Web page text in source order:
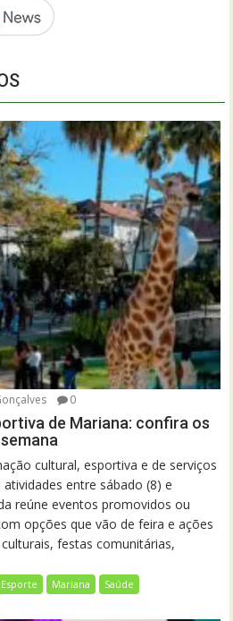
0
de Mariana: confira os
cultural, esportiva e de serviços
entre sábado (8) e
reúne eventos promovidos ou
opções que vão de feira e ações
festas comunitárias,
Esporte Mariana Saúde